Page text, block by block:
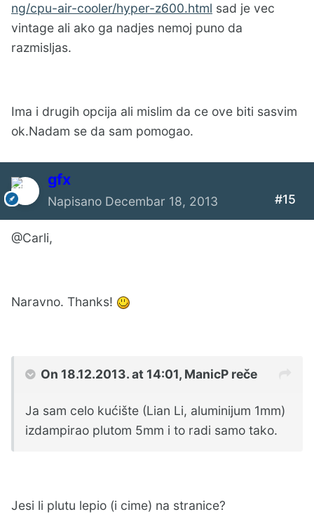
ng/cpu-air-cooler/hyper-z600.html sad je vec
vintage ali ako ga nadjes nemoj puno da
razmisljas.
Ima i drugih opcija ali mislim da ce ove biti sasvim
ok.Nadam se da sam pomogao.
gfx
Napisano Decembar 18, 2013 #15
@Carli,
Naravno. Thanks!
On 18.12.2013. at 14:01, ManicP reče
Ja sam celo kućište (Lian Li, aluminijum 1mm)
izdampirao plutom 5mm i to radi samo tako.
Jesi li plutu lepio (i cime) na stranice?